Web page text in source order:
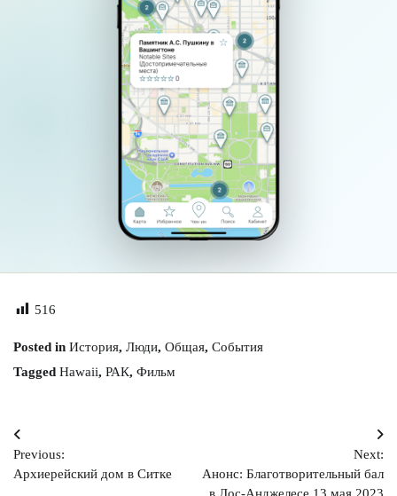
516
Posted in История, Люди, Общая, События
Tagged Hawaii, РАК, Фильм
Навигация
по
Previous:
Архиерейский дом в Ситке
Next:
Анонс: Благотворительный бал